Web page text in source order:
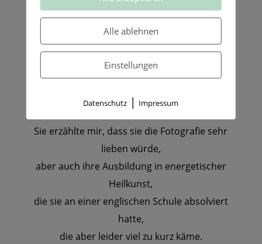
Die Enthüllung des Begriffs „Seelenportrait“
Am Abend saßen wir gemütlich in einem
hutzeligen
Fachwerkhäuschen beim Abendessen und ich
fragte Verena,
Sie erzählte mir, dass sie die Fotografie sehr
lieben würde,
aber auch ihre Ausbildung in energetischer
Heilkunst,
die sie an einer englischen Schule absolviert
hatte,
die aber leider viel zu kurz käme.
Alle ablehnen
Einstellungen
Datenschutz | Impressum